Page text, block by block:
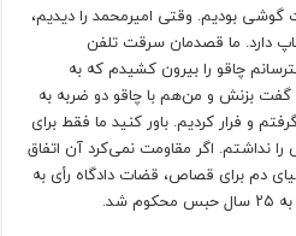
گوشی بودیم. وقتی امیرمحمد را دیدیم،
دارد. ما قصدمان سرقت تلفن
چاقو را بیرون کشیدم که به
گفت بزنش و من‌هم با چاقو دو ضربه به
و فرار کردیم. باور کنید ما فقط برای
نداشتم. اگر مقاومت نمی‌کرد آن اتفاق
دم برای قصاص، قضات دادگاه رأی به